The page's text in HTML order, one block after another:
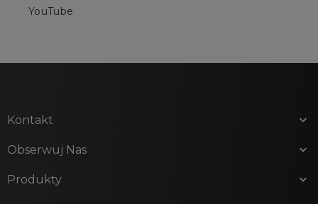
YouTube
Kontakt 
Obserwuj Nas 
Produkty 